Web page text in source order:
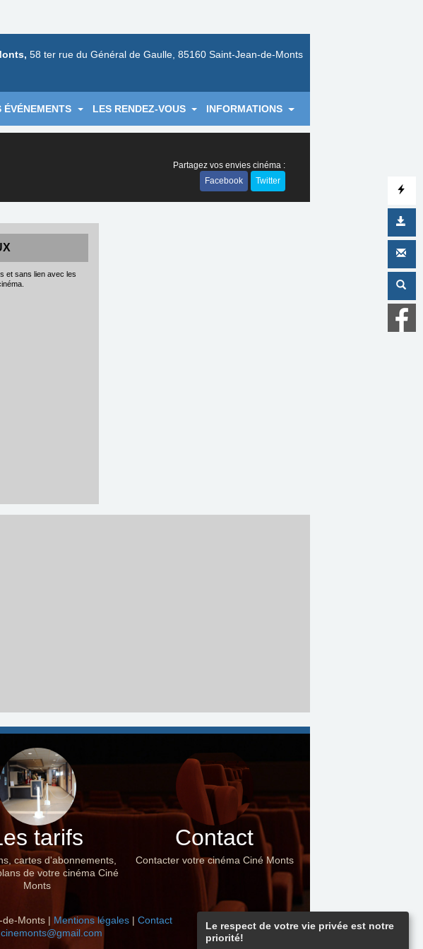
Le respect de votre vie privée est notre
priorité!
ÉVÉNEMENTS LES RENDEZ-VOUS INFORMATIONS
58 ter rue du Général de Gaulle, 85160 Saint-Jean-de-Monts
Partagez vos envies cinéma :
Facebook
Twitter
et sans lien avec les
tarifs
cartes d'abonnements,
de votre cinéma Ciné
Monts
Contact
Contacter votre cinéma Ciné Monts
de-Monts | Mentions légales| Contact